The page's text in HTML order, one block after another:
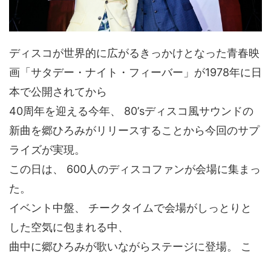
ディスコが世界的に広がるきっかけとなった青春映
画「サタデー・ナイト・フィーバー」が1978年に日
本で公開されてから
40周年を迎える今年、 80’sディスコ風サウンドの
新曲を郷ひろみがリリースすることから今回のサプ
ライズが実現。
この日は、 600人のディスコファンが会場に集まっ
た。
イベント中盤、 チークタイムで会場がしっとりと
した空気に包まれる中、
曲中に郷ひろみが歌いながらステージに登場。 こ